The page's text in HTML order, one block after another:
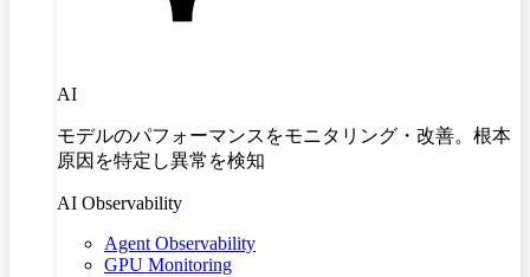
AI
モデルのパフォーマンスをモニタリング・改善。根本
原因を特定し異常を検知
AI Observability
Agent Observability
GPU Monitoring